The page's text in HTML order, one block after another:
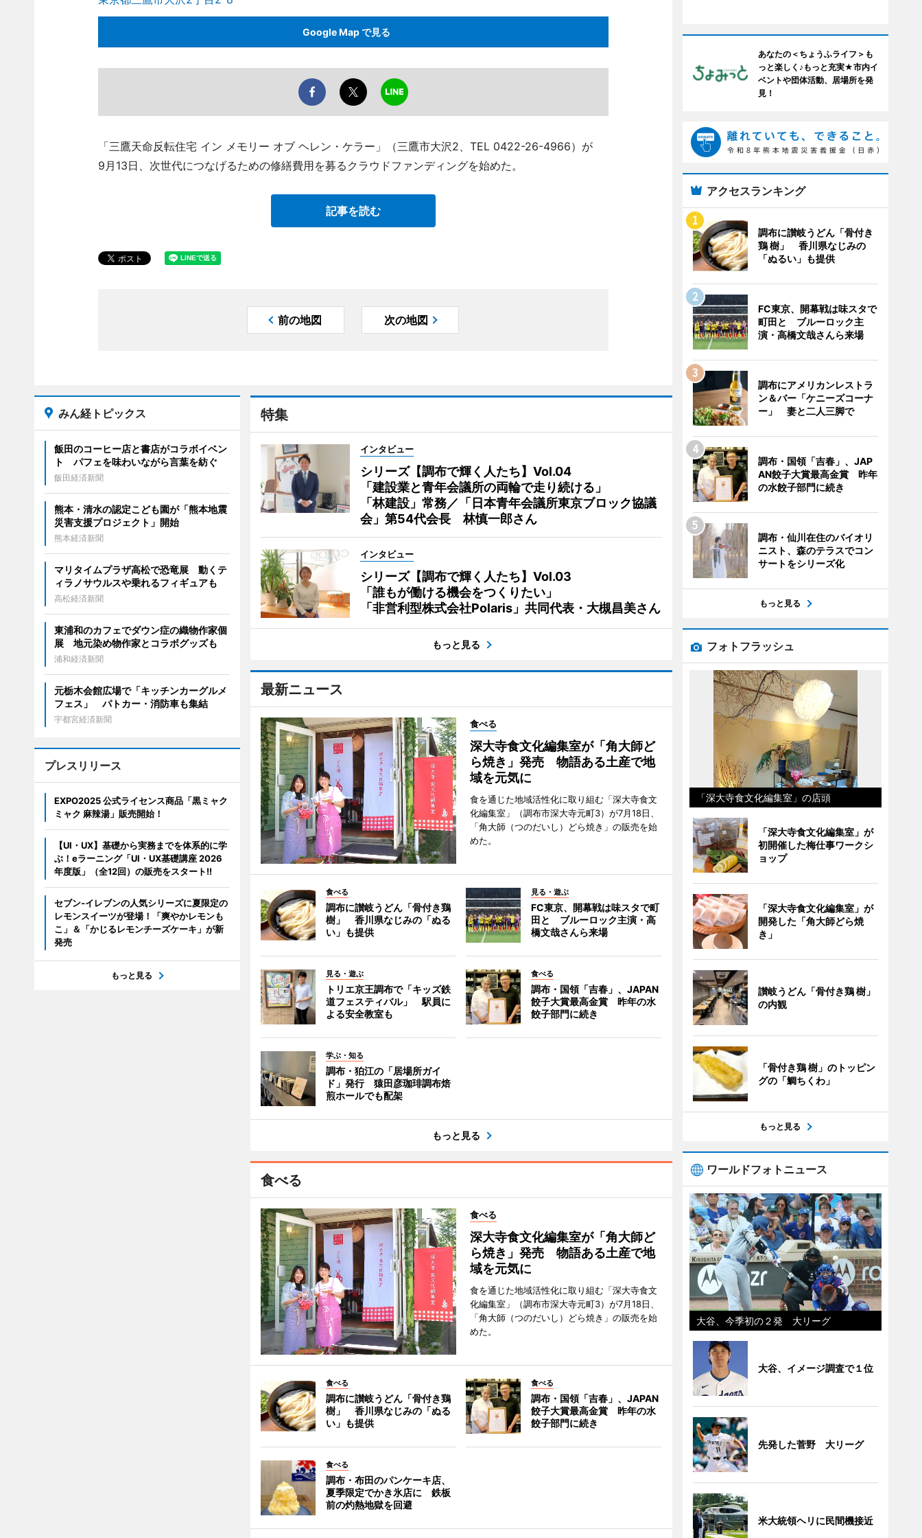
Google Map で見る
「三鷹天命反転住宅 イン メモリー オブ ヘレン・ケラー」（三鷹市大沢2、TEL 0422-26-4966）が
9月13日、次世代につなげるための修繕費用を募るクラウドファンディングを始めた。
記事を読む
前の地図 次の地図
特集
インタビュー
シリーズ【調布で輝く人たち】Vol.04
「建設業と青年会議所の両輪で走り続ける」
「林建設」常務／「日本青年会議所東京ブロック協議
会」第54代会長 林慎一郎さん
インタビュー
シリーズ【調布で輝く人たち】Vol.03
「誰もが働ける機会をつくりたい」
「非営利型株式会社Polaris」共同代表・大槻昌美さん
もっと見る
最新ニュース
食べる
深大寺食文化編集室が「角大師ど
ら焼き」発売 物語ある土産で地
域を元気に
食を通じた地域活性化に取り組む「深大寺食文
化編集室」（調布市深大寺元町3）が7月18日、
「角大師（つのだいし）どら焼き」の販売を始
めた。
食べる
調布に讃岐うどん「骨付き鶏
樹」 香川県なじみの「ぬる
い」も提供
見る・遊ぶ
FC東京、開幕戦は味スタで町
田と ブルーロック主演・高
橋文哉さんら来場
見る・遊ぶ
トリエ京王調布で「キッズ鉄
道フェスティバル」 駅員に
よる安全教室も
食べる
調布・国領「吉春」、JAPAN
餃子大賞最高金賞 昨年の水
餃子部門に続き
学ぶ・知る
調布・狛江の「居場所ガイ
ド」発行 猿田彦珈琲調布焙
煎ホールでも配架
もっと見る
食べる
食べる
深大寺食文化編集室が「角大師ど
ら焼き」発売 物語ある土産で地
域を元気に
食を通じた地域活性化に取り組む「深大寺食文
化編集室」（調布市深大寺元町3）が7月18日、
「角大師（つのだいし）どら焼き」の販売を始
めた。
食べる
調布に讃岐うどん「骨付き鶏
樹」 香川県なじみの「ぬる
い」も提供
食べる
調布・国領「吉春」、JAPAN
餃子大賞最高金賞 昨年の水
餃子部門に続き
食べる
調布・布田のパンケーキ店、
夏季限定でかき氷店に 鉄板
前の灼熱地獄を回避
みん経トピックス
飯田のコーヒー店と書店がコラボイベン
ト パフェを味わいながら言葉を紡ぐ
飯田経済新聞
熊本・清水の認定こども園が「熊本地震
災害支援プロジェクト」開始
熊本経済新聞
マリタイムプラザ高松で恐竜展 動くテ
ィラノサウルスや乗れるフィギュアも
高松経済新聞
東浦和のカフェでダウン症の織物作家個
展 地元染め物作家とコラボグッズも
浦和経済新聞
元栃木会館広場で「キッチンカーグルメ
フェス」 パトカー・消防車も集結
宇都宮経済新聞
プレスリリース
EXPO2025 公式ライセンス商品「黒ミャク
ミャク 麻辣湯」販売開始！
【UI・UX】基礎から実務までを体系的に学
ぶ！eラーニング「UI・UX基礎講座 2026
年度版」（全12回）の販売をスタート!!
セブン‐イレブンの人気シリーズに夏限定の
レモンスイーツが登場！「爽やかレモンも
こ」＆「かじるレモンチーズケーキ」が新
発売
もっと見る
あなたの＜ちょうふライフ＞も
っと楽しく♪もっと充実★市内イ
ベントや団体活動、居場所を発
見！
アクセスランキング
調布に讃岐うどん「骨付き
鶏 樹」 香川県なじみの
「ぬるい」も提供
FC東京、開幕戦は味スタで
町田と ブルーロック主
演・高橋文哉さんら来場
調布にアメリカンレストラ
ン＆バー「ケニーズコーナ
ー」 妻と二人三脚で
調布・国領「吉春」、JAP
AN餃子大賞最高金賞 昨年
の水餃子部門に続き
調布・仙川在住のバイオリ
ニスト、森のテラスでコン
サートをシリーズ化
もっと見る
フォトフラッシュ
「深大寺食文化編集室」の店頭
「深大寺食文化編集室」が
初開催した梅仕事ワークシ
ョップ
「深大寺食文化編集室」が
開発した「角大師どら焼
き」
讃岐うどん「骨付き鶏 樹」
の内観
「骨付き鶏 樹」のトッピン
グの「鯛ちくわ」
もっと見る
ワールドフォトニュース
大谷、今季初の２発 大リーグ
大谷、イメージ調査で１位
先発した菅野 大リーグ
米大統領ヘリに民間機接近